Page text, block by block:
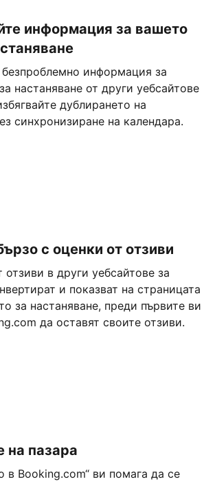
информация за вашето
информация за
настаняване от други уебсайтове
дублирането на
синхронизиране на календара.
с оценки от отзиви
отзиви в други уебсайтове за
и показват на страницата
за настаняване, преди първите ви
да оставят своите отзиви.
на пазара
в Booking.com“ ви помага да се